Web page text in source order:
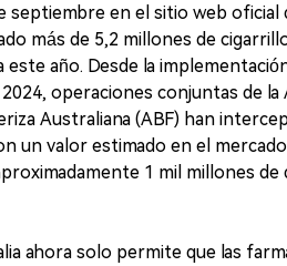
septiembre en el sitio web
más de 5,2 millones de
año. Desde la
operaciones conjuntas de la
Australiana (ABF) han
un valor estimado en el
1 mil millones de
ahora solo permite que las